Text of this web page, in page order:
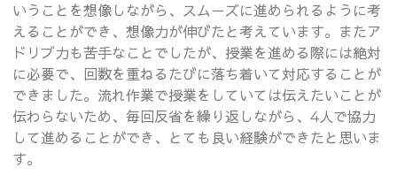
いうことを想像しながら、スムーズに進められるように考
えることができ、想像力が伸びたと考えています。またア
ドリブ力も苦手なことでしたが、授業を進める際には絶対
に必要で、回数を重ねるたびに落ち着いて対応することが
できました。流れ作業で授業をしていては伝えたいことが
伝わらないため、毎回反省を繰り返しながら、4人で協力
して進めることができ、とても良い経験ができたと思いま
す。